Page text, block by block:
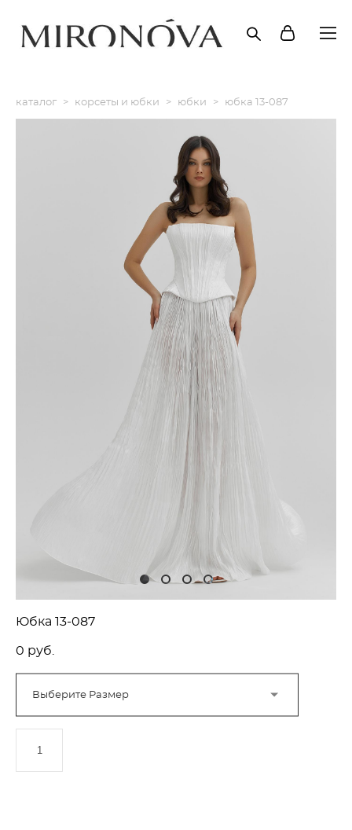
каталог > корсеты и юбки > юбки > юбка 13-087
Юбка 13-087
0 pуб.
Выберите Размер